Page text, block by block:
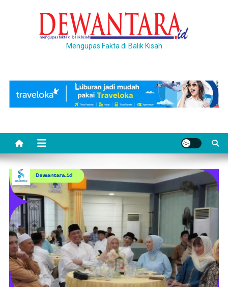
Mengupas Fakta di Balik Kisah